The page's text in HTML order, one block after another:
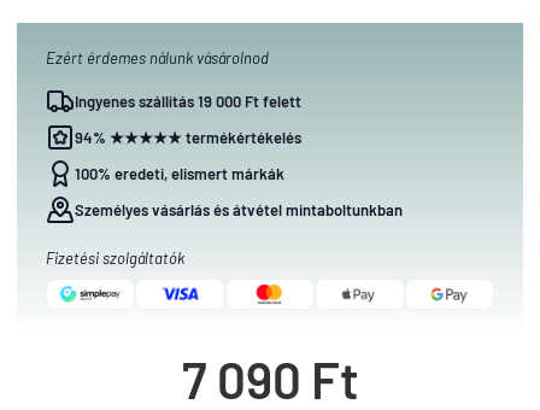
Ezért érdemes nálunk vásárolnod
Ingyenes szállítás 19 000 Ft felett
94% ★★★★★ termékértékelés
100% eredeti, elismert márkák
Személyes vásárlás és átvétel mintaboltunkban
Fizetési szolgáltatók
7 090 Ft